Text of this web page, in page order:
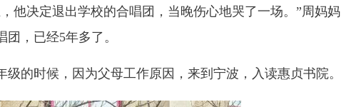
他决定退出学校的合唱团，当晚伤心地哭了一场。”周妈妈
，已经5年多了。
的时候，因为父母工作原因，来到宁波，入读惠贞书院。